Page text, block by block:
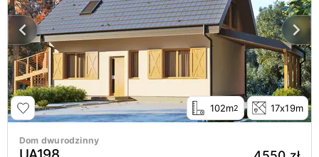
102m2 17x19m
Dom dwurodzinny